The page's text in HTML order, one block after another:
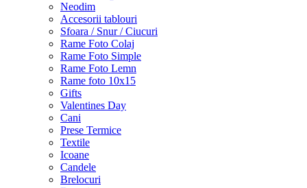
Neodim
Accesorii tablouri
Sfoara / Snur / Ciucuri
Rame Foto Colaj
Rame Foto Simple
Rame Foto Lemn
Rame foto 10x15
Gifts
Valentines Day
Cani
Prese Termice
Textile
Icoane
Candele
Brelocuri